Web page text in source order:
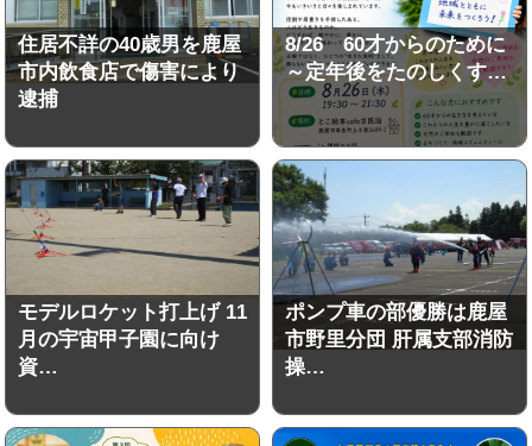
住居不詳の40歳男を鹿屋
市内飲食店で傷害により
逮捕
8/26 60才からのために
～定年後をたのしくす…
モデルロケット打上げ 11
月の宇宙甲子園に向け
資…
ポンプ車の部優勝は鹿屋
市野里分団 肝属支部消防
操…